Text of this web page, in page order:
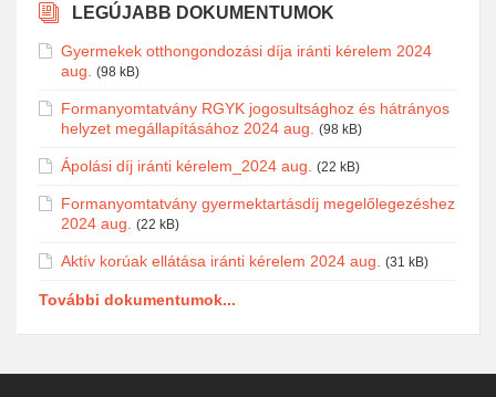
LEGÚJABB DOKUMENTUMOK
Gyermekek otthongondozási díja iránti kérelem 2024
aug.
(98 kB)
Formanyomtatvány RGYK jogosultsághoz és hátrányos
helyzet megállapításához 2024 aug.
(98 kB)
Ápolási díj iránti kérelem_2024 aug. (22 kB)
Formanyomtatvány gyermektartásdíj megelőlegezéshez
2024 aug.
(22 kB)
Aktív korúak ellátása iránti kérelem 2024 aug. (31 kB)
További dokumentumok...